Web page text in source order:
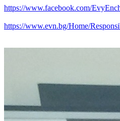
https://www.facebook.com/
https://www.evn.bg/Home/